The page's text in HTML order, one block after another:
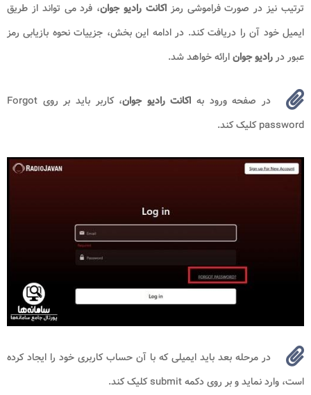
ترتیب نیز در صورت فراموشی رمزاکانت رادیو جوان، فرد می تواند از طریق
ایمیل خود آن را دریافت کند. در ادامه این بخش، جزییات نحوه بازیابی رمز
عبور دررادیو جوانارائه خواهد شد.
در صفحه ورود به اکانت رادیو جوان
، کاربر باید بر روی Forgot
password کلیک کند.
در مرحله بعد باید ایمیلی که با آن حساب کاربری خود را ایجاد کرده
است، وارد نماید و بر روی دکمه submit کلیک کند.